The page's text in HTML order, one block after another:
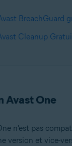
BreachGuard
Cleanup
Avast One
n'est pas
version et vice-